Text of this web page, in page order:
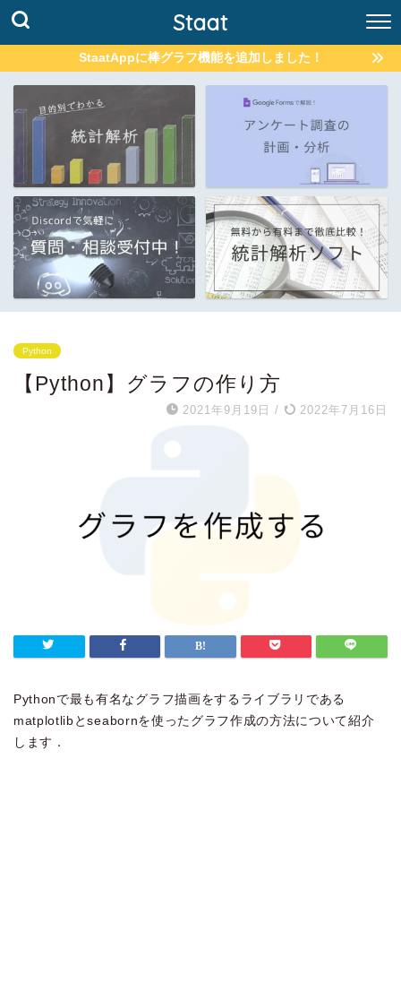
Staat
StaatAppに棒グラフ機能を追加しました！
Python
【Python】グラフの作り方
2021年9月19日 / 2022年7月16日
Pythonで最も有名なグラフ描画をするライブラリである
matplotlibとseabornを使ったグラフ作成の方法について紹介
します．